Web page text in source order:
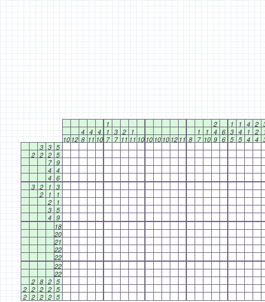
1 2 1 1 4 2
4 4 4 1 3 2 1 1 1 4 6 3 4 1 2
10 12 8 11 10 7 7 11 11 10 10 10 10 12 11 8 7 10 9 6 5 5 4 4
3 3 5
2 2 2 5
7 9
4 4
4 6
3 2 1 3
2
1
1
2
1
3 5
4 9
18
20
21
22
22
22
22
2 8 2 5
2 2 2 2 5
2 2 2 2 5